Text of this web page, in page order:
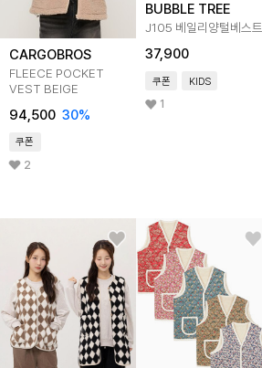
CARGOBROS
FLEECE POCKET
VEST BEIGE
94,500 30%
쿠폰
2
BUBBLE TREE
J105 베일리양털베스트
37,900
쿠폰 KIDS
1